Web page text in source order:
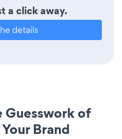
a click away.
details
Guesswork of
Brand